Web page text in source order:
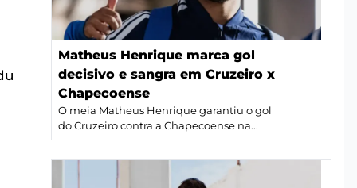
Matheus Henrique marca gol
decisivo e sangra em Cruzeiro x
Chapecoense
O meia Matheus Henrique garantiu o gol
do Cruzeiro contra a Chapecoense na...